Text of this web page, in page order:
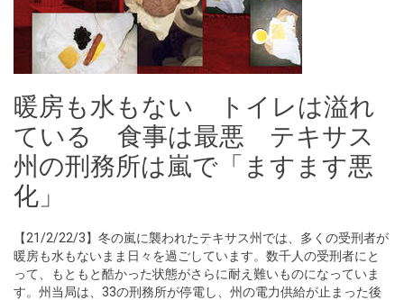
暖房も水もない トイレは溢れ
ている 食事は最悪 テキサス
州の刑務所は嵐で「ますます悪
化」
【21/2/22/3】冬の嵐に襲われたテキサス州では、多くの受刑者が
暖房も水もないまま日々を過ごしています。数千人の受刑者にと
って、もともと酷かった状態がさらに耐え難いものになっていま
す。州当局は、33の刑務所が停電し、州の電力供給が止まった後